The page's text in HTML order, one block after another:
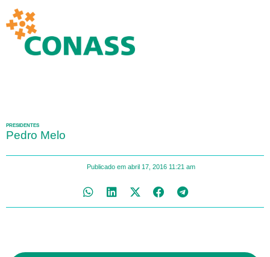
PRESIDENTES
Pedro Melo
Publicado em abril 17, 2016 11:21 am